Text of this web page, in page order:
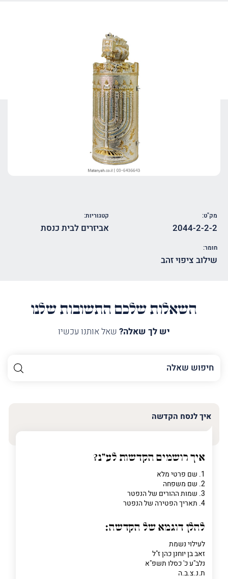
מק"ט:
2044-2-2-2
קטגוריות:
אביזרים לבית כנסת
חומר:
שילוב ציפוי זהב
השאלות שלכם התשובות שלנו
יש לך שאלה? שאל אותנו עכשיו
השם
שלך
פרט
על
מה
פרט על מה מדובר
איך לנסח הקדשה
איך רושמים הקדשות לע"נ?
1. שם פרטי מלא
2. שם משפחה
3. שמות ההורים של הנפטר
4. תאריך הפטירה של הנפטר
להלן דוגמא של הקדשה:
לעילוי נשמת
זאב בן יוחנן כהן ז"ל
נלב"ע כ' כסלו תשפ"א
ת.נ.צ.ב.ה